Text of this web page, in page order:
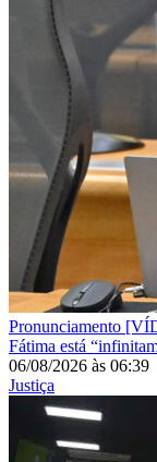
Pronunciamento
Fátima está
06/08/2026 às 06:39
Justiça